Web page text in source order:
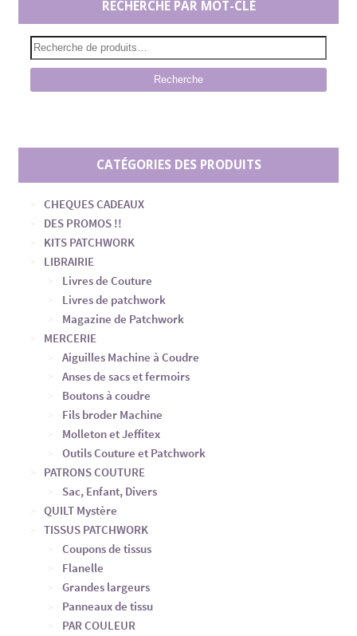
RECHERCHE PAR MOT-CLÉ
Recherche
CATÉGORIES DES PRODUITS
CHEQUES CADEAUX
DES PROMOS !!
KITS PATCHWORK
LIBRAIRIE
Livres de Couture
Livres de patchwork
Magazine de Patchwork
MERCERIE
Aiguilles Machine à Coudre
Anses de sacs et fermoirs
Boutons à coudre
Fils broder Machine
Molleton et Jeffitex
Outils Couture et Patchwork
PATRONS COUTURE
Sac, Enfant, Divers
QUILT Mystère
TISSUS PATCHWORK
Coupons de tissus
Flanelle
Grandes largeurs
Panneaux de tissu
PAR COULEUR